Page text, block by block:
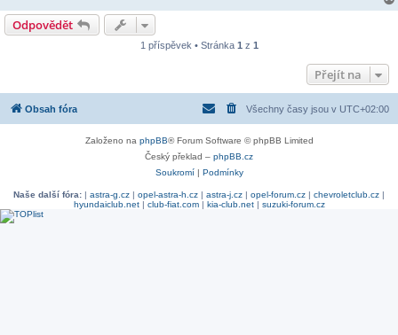
Odpovědět
1 příspěvek • Stránka 1 z 1
Přejít na
Obsah fóra Všechny časy jsou v UTC+02:00
Založeno na phpBB® Forum Software © phpBB Limited
Český překlad – phpBB.cz
Soukromí| Podmínky
Naše další fóra: | astra-g.cz | opel-astra-h.cz | astra-j.cz | opel-forum.cz | chevroletclub.cz |
hyundaiclub.net| club-fiat.com| kia-club.net| suzuki-forum.cz